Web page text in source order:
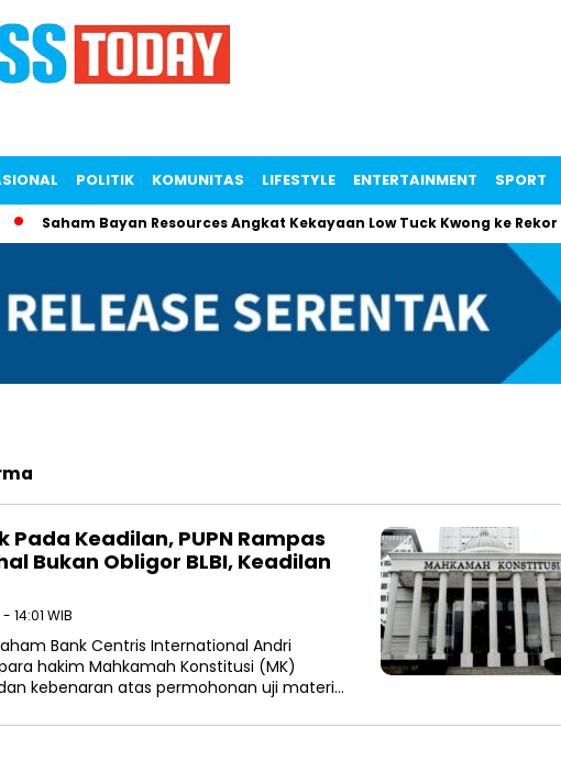
POLITIK KOMUNITAS LIFESTYLE ENTERTAINMENT SPORT
Saham Bayan Resources Angkat Kekayaan Low Tuck Kwong ke Rekor
Pada Keadilan, PUPN Rampas
Bukan Obligor BLBI, Keadilan
14:01 WIB
Bank Centris International Andri
hakim Mahkamah Konstitusi (MK)
kebenaran atas permohonan uji materi…